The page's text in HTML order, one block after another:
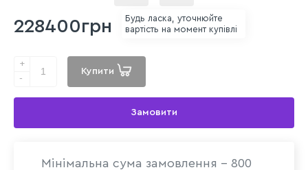
228400грн
Будь ласка, уточнюйте
вартість на момент купівлі
+
-
Купити
Замовити
Мінімальна сума замовлення - 800